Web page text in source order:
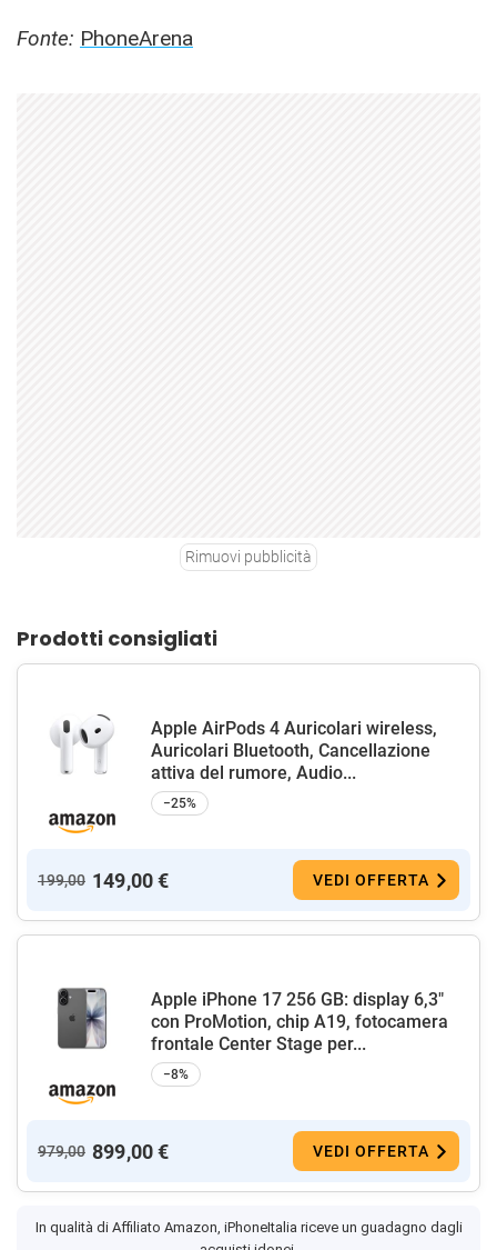
Fonte: PhoneArena
Rimuovi pubblicità
Prodotti consigliati
Apple AirPods 4 Auricolari wireless,
Auricolari Bluetooth, Cancellazione
attiva del rumore, Audio...
−25%
199,00 149,00 € VEDI OFFERTA
Apple iPhone 17 256 GB: display 6,3"
con ProMotion, chip A19, fotocamera
frontale Center Stage per...
−8%
979,00 899,00 € VEDI OFFERTA
In qualità di Affiliato Amazon, iPhoneItalia riceve un guadagno dagli